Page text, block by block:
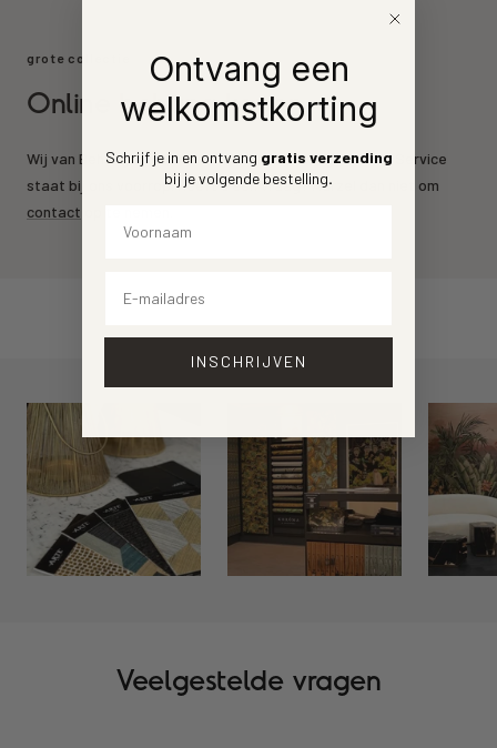
grote collectie
Online behang kopen
Wij van Behang.nl leveren de mooiste behang merken. Service
staat bij ons voorrop. Heeft u een vraag? Aarzel dan niet om
contact
Veelgestelde vragen
Ontvang een
welkomstkorting
Schrijf je in en ontvang gratis verzending
bij je volgende bestelling.
INSCHRIJVEN